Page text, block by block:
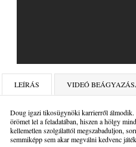
LEÍRÁS VIDEÓ
Doug igazi tikosügynöki karrierről álmodik.
örömet lel a feladatában, hiszen a hölgy
kellemetlen szolgálattól megszabaduljon,
semmiképp sem akar megválni kedvenc